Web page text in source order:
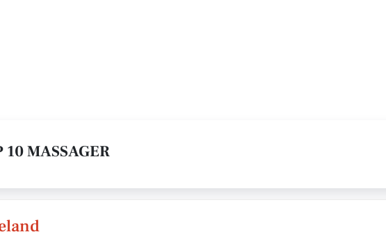
10 MASSAGER